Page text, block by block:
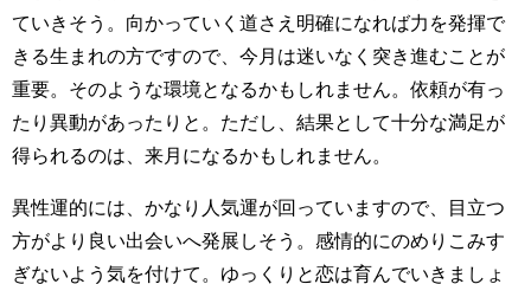
ていきそう。向かっていく道さえ明確になれば力を発揮で
きる生まれの方ですので、今月は迷いなく突き進むことが
重要。そのような環境となるかもしれません。依頼が有っ
たり異動があったりと。ただし、結果として十分な満足が
得られるのは、来月になるかもしれません。
異性運的には、かなり人気運が回っていますので、目立つ
方がより良い出会いへ発展しそう。感情的にのめりこみす
ぎないよう気を付けて。ゆっくりと恋は育んでいきましょ